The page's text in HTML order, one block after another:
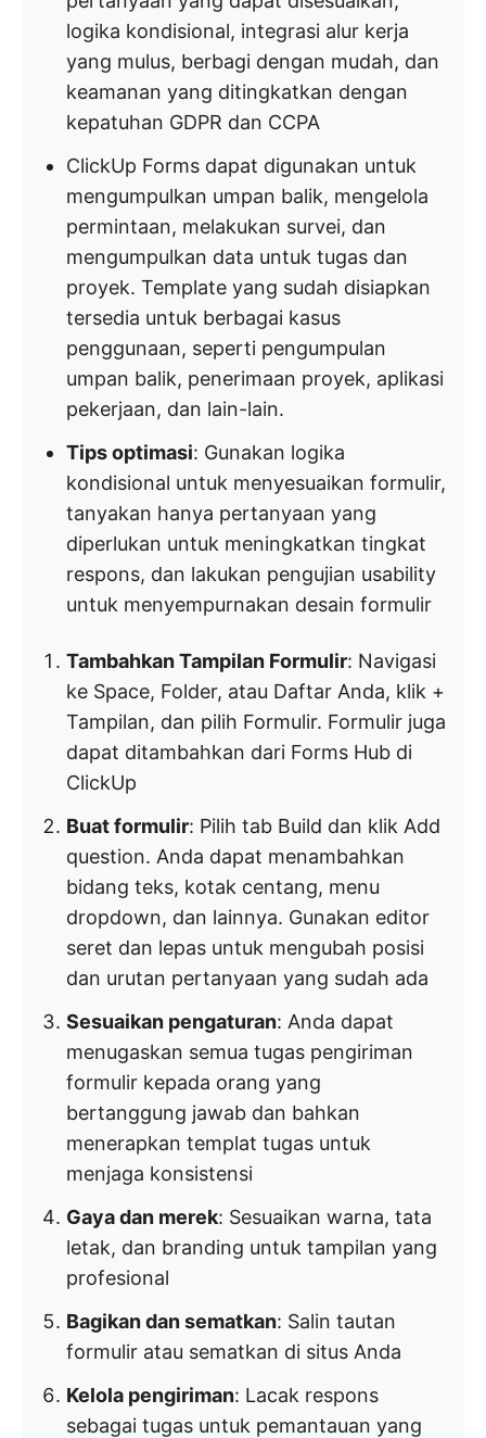
logika kondisional, integrasi alur kerja
yang mulus, berbagi dengan mudah, dan
keamanan yang ditingkatkan dengan
kepatuhan GDPR dan CCPA
ClickUp Forms dapat digunakan untuk
mengumpulkan umpan balik, mengelola
permintaan, melakukan survei, dan
mengumpulkan data untuk tugas dan
proyek. Template yang sudah disiapkan
tersedia untuk berbagai kasus
penggunaan, seperti pengumpulan
umpan balik, penerimaan proyek, aplikasi
pekerjaan, dan lain-lain.
Tips optimasi: Gunakan logika
kondisional untuk menyesuaikan formulir,
tanyakan hanya pertanyaan yang
diperlukan untuk meningkatkan tingkat
respons, dan lakukan pengujian usability
untuk menyempurnakan desain formulir
Tambahkan Tampilan Formulir: Navigasi
ke Space, Folder, atau Daftar Anda, klik +
Tampilan, dan pilih Formulir. Formulir juga
dapat ditambahkan dari Forms Hub di
ClickUp
Buat formulir: Pilih tab Build dan klik Add
question. Anda dapat menambahkan
bidang teks, kotak centang, menu
dropdown, dan lainnya. Gunakan editor
seret dan lepas untuk mengubah posisi
dan urutan pertanyaan yang sudah ada
Sesuaikan pengaturan: Anda dapat
menugaskan semua tugas pengiriman
formulir kepada orang yang
bertanggung jawab dan bahkan
menerapkan templat tugas untuk
menjaga konsistensi
Gaya dan merek: Sesuaikan warna, tata
letak, dan branding untuk tampilan yang
profesional
Bagikan dan sematkan: Salin tautan
formulir atau sematkan di situs Anda
Kelola pengiriman: Lacak respons
sebagai tugas untuk pemantauan yang